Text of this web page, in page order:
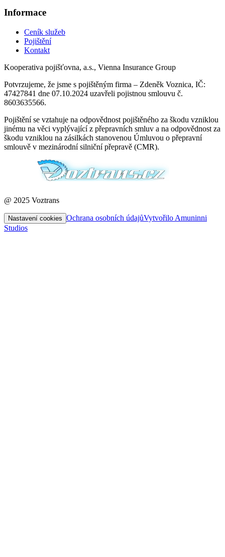
Informace
Ceník služeb
Pojištění
Kontakt
Kooperativa pojišťovna, a.s., Vienna Insurance Group
Potvrzujeme, že jsme s pojištěným firma – Zdeněk Voznica, IČ:
47427841 dne 07.10.2024 uzavřeli pojistnou smlouvu č.
8603635566.
Pojištění se vztahuje na odpovědnost pojištěného za škodu vzniklou
jinému na věci vyplývající z přepravních smluv a na odpovědnost za
škodu vzniklou na zásilkách stanovenou Úmluvou o přepravní
smlouvě v mezinárodní silniční přepravě (CMR).
@ 2025 Voztrans
Nastavení cookies Ochrana osobních údajůVytvořilo Amuninni
Studios